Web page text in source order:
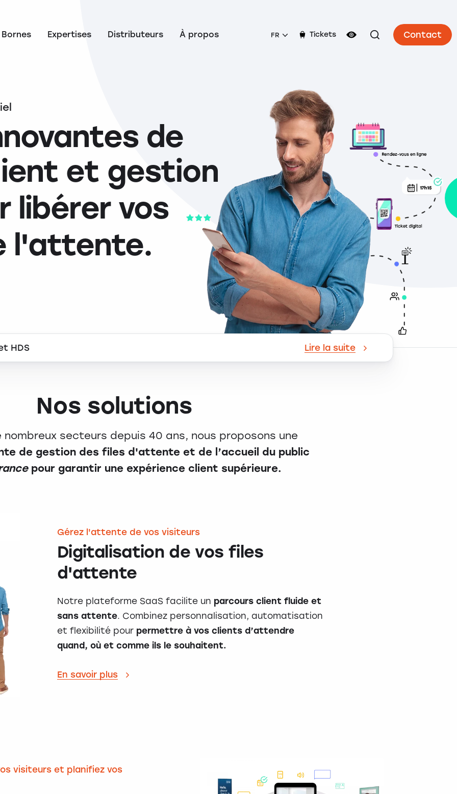
Bornes Expertises Distributeurs À propos FR Tickets Contact
de
et gestion
libérer vos
l'attente.
HDS Lire la suite
Nos solutions
nombreux secteurs depuis 40 ans, nous proposons une
de gestion des files d'attente et de l’accueil du public
pour garantir une expérience client supérieure.
Gérez l'attente de vos visiteurs
Digitalisation de vos files
d'attente
Notre plateforme SaaS facilite un parcours client fluide et
sans attente. Combinez personnalisation, automatisation
et flexibilité pour permettre à vos clients d’attendre
quand, où et comme ils le souhaitent.
En savoir plus
visiteurs et planifiez vos